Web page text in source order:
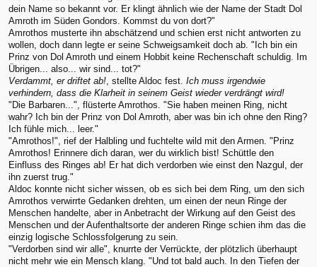
dein Name so bekannt vor. Er klingt ähnlich wie der Name der Stadt Dol
Amroth im Süden Gondors. Kommst du von dort?"
Amrothos musterte ihn abschätzend und schien erst nicht antworten zu
wollen, doch dann legte er seine Schweigsamkeit doch ab. "Ich bin ein
Prinz von Dol Amroth und einem Hobbit keine Rechenschaft schuldig. Im
Übrigen... also... wir sind... tot?"
Verdammt, er driftet ab!, stellte Aldoc fest. Ich muss irgendwie
verhindern, dass die Klarheit in seinem Geist wieder verdrängt wird!
"Die Barbaren...", flüsterte Amrothos. "Sie haben meinen Ring, nicht
wahr? Ich bin der Prinz von Dol Amroth, aber was bin ich ohne den Ring?
Ich fühle mich... leer."
"Amrothos!", rief der Halbling und fuchtelte wild mit den Armen. "Prinz
Amrothos! Erinnere dich daran, wer du wirklich bist! Schüttle den
Einfluss des Ringes ab! Er hat dich verdorben wie einst den Nazgul, der
ihn zuerst trug."
Aldoc konnte nicht sicher wissen, ob es sich bei dem Ring, um den sich
Amrothos verwirrte Gedanken drehten, um einen der neun Ringe der
Menschen handelte, aber in Anbetracht der Wirkung auf den Geist des
Menschen und der Aufenthaltsorte der anderen Ringe schien ihm das die
einzig logische Schlossfolgerung zu sein.
"Verdorben sind wir alle", knurrte der Verrückte, der plötzlich überhaupt
nicht mehr wie ein Mensch klang. "Und tot bald auch. In den Tiefen der